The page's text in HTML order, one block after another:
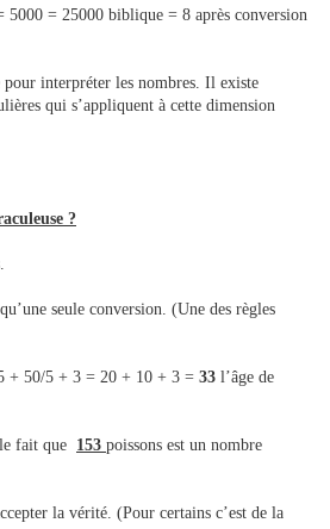
5000 = 25000 biblique = 8 après conversion
interpréter les nombres. Il existe
qui s’appliquent à cette dimension
?
seule conversion. (Une des règles
+ 50/5 + 3 = 20 + 10 + 3 = 33 l’âge de
fait que 153 poissons est un nombre
la vérité. (Pour certains c’est de la